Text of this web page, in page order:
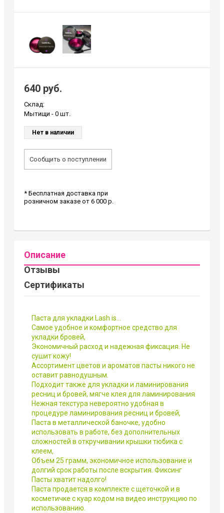
640 руб.
Склад:
Мытищи - 0 шт.
Нет в наличии
Сообщить о поступлении
* Бесплатная доставка при
розничном заказе от 6 000 р.
Описание
Отзывы
Сертификаты
Паста для укладки Lash is…
Самое удобное и комфортное средство для
укладки бровей,
Экономичный расход и надежная фиксация. Не
сушит кожу!
Ассортимент цветов и ароматов пасты никого не
оставит равнодушным.
Подходит также для укладки и ламинирования
ресниц и бровей, мягче клея для ламинирования
Нежная текстура невероятно удобная в
процедуре ламинирования ресниц и бровей,
Паста в металлической баночке, удобно
использовать в работе, без дополнительных
сложностей в откручивании крышки тюбика с
клеем,
Объем 25 грамм, экономичное использование и
долгий срок работы после вскрытия. Фиксинг
Пасты хватит надолго!
Паста продается в комплекте с щеточкой и в
косметичке с куар кодом на видео инструкцию по
использованию.